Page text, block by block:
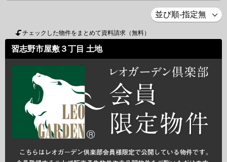
チェックした物件をまとめて資料請求（無料）
習志野市屋敷３丁目 土地